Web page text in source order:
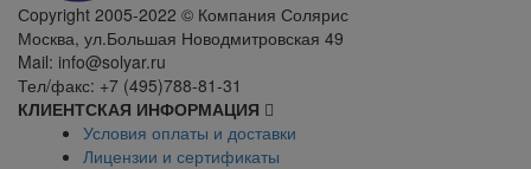
Сopyright 2005-2022 © Компания Солярис
Москва, ул.Большая Новодмитровская 49
Mail: info@solyar.ru
Тел/факс: +7 (495)788-81-31
КЛИЕНТСКАЯ ИНФОРМАЦИЯ
Условия оплаты и доставки
Лицензии и сертификаты